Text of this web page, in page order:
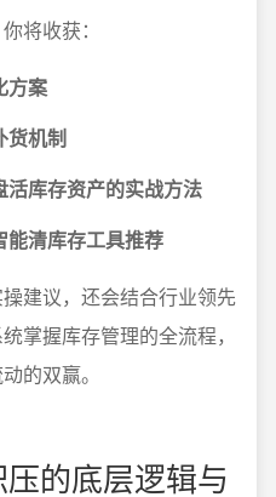
将收获：
方案
货机制
库存资产的实战方法
能清库存工具推荐
建议，还会结合行业领先
掌握库存管理的全流程，
的双赢。
的底层逻辑与